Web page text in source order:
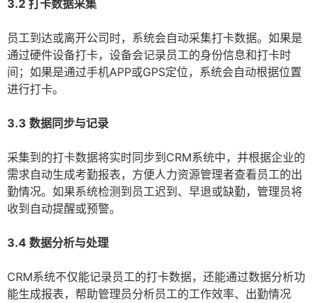
3.2 打卡数据采集
员工到达或离开公司时，系统会自动采集打卡数据。如果是
通过硬件设备打卡，设备会记录员工的身份信息和打卡时
间；如果是通过手机APP或GPS定位，系统会自动根据位置
进行打卡。
3.3 数据同步与记录
采集到的打卡数据将实时同步到CRM系统中，并根据企业的
需求自动生成考勤报表，方便人力资源管理者查看员工的出
勤情况。如果系统检测到员工迟到、早退或缺勤，管理员将
收到自动提醒或预警。
3.4 数据分析与处理
CRM系统不仅能记录员工的打卡数据，还能通过数据分析功
能生成报表，帮助管理员分析员工的工作效率、出勤情况